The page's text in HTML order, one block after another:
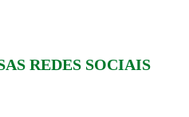
REDES SOCIAIS